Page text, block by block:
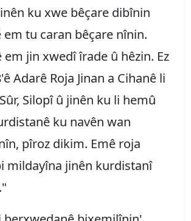
ku xwe bêçare dibînin
em tu caran bêçare nînin.
em jin xwedî îrade û hêzin. Ez
Adarê Roja Jinan a Cihanê li
Silopî û jinên ku li hemû
ku navên wan
pîroz dikim. Emê roja
mildayîna jinên kurdistanî